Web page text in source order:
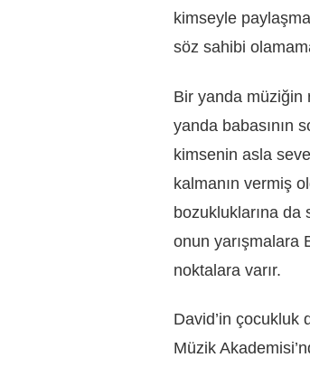
kimseyle
söz sahibi
Bir yanda müziğin
yanda babasının
kimsenin asla
kalmanın vermiş
bozukluklarına da
onun yarışmalara
noktalara varır.
David’in çocukluk
Müzik